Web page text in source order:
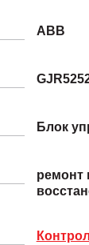
ABB
Блок
ремонт